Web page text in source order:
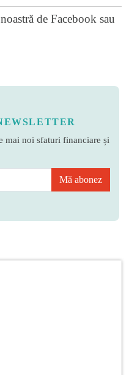
de Facebook sau
mai noi sfaturi financiare și
Mă abonez